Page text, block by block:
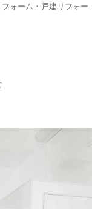
ォーム・戸建リフォー